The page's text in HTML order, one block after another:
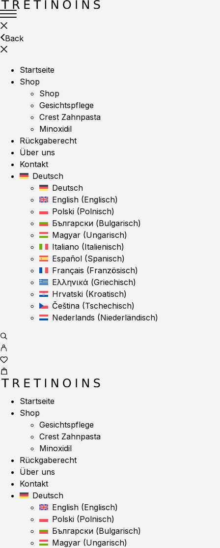
Back
Startseite
Shop
Shop
Gesichtspflege
Crest Zahnpasta
Minoxidil
Rückgaberecht
Über uns
Kontakt
Deutsch
Deutsch
English (Englisch)
Polski (Polnisch)
Български (Bulgarisch)
Magyar (Ungarisch)
Italiano (Italienisch)
Español (Spanisch)
Français (Französisch)
Ελληνικά (Griechisch)
Hrvatski (Kroatisch)
Čeština (Tschechisch)
Nederlands (Niederländisch)
Startseite
Shop
Gesichtspflege
Crest Zahnpasta
Minoxidil
Rückgaberecht
Über uns
Kontakt
Deutsch
English (Englisch)
Polski (Polnisch)
Български (Bulgarisch)
Magyar (Ungarisch)